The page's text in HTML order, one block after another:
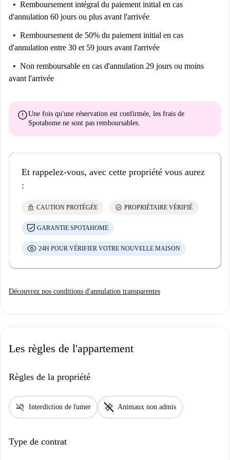
Remboursement intégral du paiement initial en cas
d'annulation 60 jours ou plus avant l'arrivée
Remboursement de 50% du paiement initial en cas
d'annulation entre 30 et 59 jours avant l'arrivée
Non remboursable en cas d'annulation 29 jours ou moins
avant l'arrivée
errorUne fois qu'une réservation est confirmée, les frais de
Spotahome ne sont pas remboursables.
Et rappelez-vous, avec cette propriété vous aurez
:
lock CAUTION PROTÉGÉE check_circle PROPRIÉTAIRE VÉRIFIÉ
GARANTIE SPOTAHOME
24H POUR VÉRIFIER VOTRE NOUVELLE MAISON
Découvrez nos conditions d'annulation transparentes
Les règles de l'appartement
Règles de la propriété
smoke_free Interdiction de fumer pet_supplies Animaux non admis
Type de contrat